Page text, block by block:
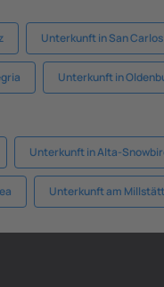
Unterkunft in San Carlos
Unterkunft in
Unterkunft in Alta-
Unterkunft am